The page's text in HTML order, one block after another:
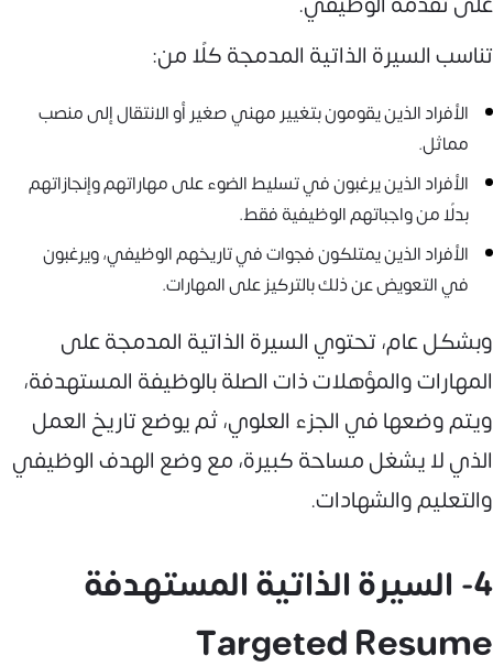
تناسب السيرة الذاتية المدمجة كلًا من:
الأفراد الذين يقومون بتغيير مهني صغير أو الانتقال إلى منصب
مماثل.
الأفراد الذين يرغبون في تسليط الضوء على مهاراتهم وإنجازاتهم
بدلًا من واجباتهم الوظيفية فقط.
الأفراد الذين يمتلكون فجوات في تاريخهم الوظيفي، ويرغبون
في التعويض عن ذلك بالتركيز على المهارات.
وبشكل عام، تحتوي السيرة الذاتية المدمجة على
المهارات والمؤهلات ذات الصلة بالوظيفة المستهدفة،
ويتم وضعها في الجزء العلوي، ثم يوضع تاريخ العمل
الذي لا يشغل مساحة كبيرة، مع وضع الهدف الوظيفي
والتعليم والشهادات.
4- السيرة الذاتية المستهدفة
Targeted Resume